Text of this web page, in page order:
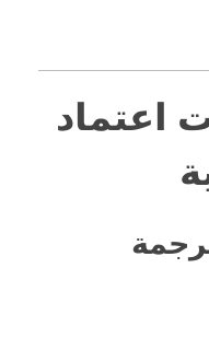
اعتماد